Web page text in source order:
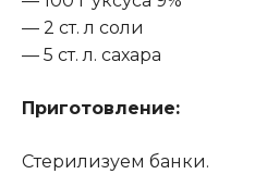
— 2 ст. л соли
— 5 ст. л. сахара
Приготовление:
Стерилизуем банки.